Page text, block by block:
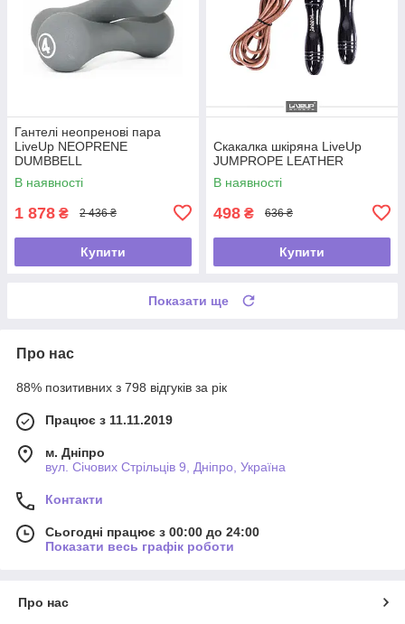
Гантелі неопренові пара
LiveUp NEOPRENE
DUMBBELL
В наявності
1 878 ₴ 2 436 ₴
Купити
Скакалка шкіряна LiveUp
JUMPROPE LEATHER
В наявності
498 ₴ 636 ₴
Купити
Показати ще
Про нас
88% позитивних з 798 відгуків за рік
Працює з 11.11.2019
м. Дніпро
вул. Січових Стрільців 9, Дніпро, Україна
Контакти
Сьогодні працює з 00:00 до 24:00
Показати весь графік роботи
Про нас